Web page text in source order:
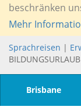
beschränken
Mehr
Sprachreisen |
Brisbane